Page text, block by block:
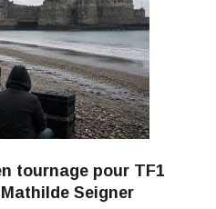
tournage pour TF1
Seigner